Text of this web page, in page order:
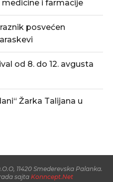
i farmacije
posvećen
od 8. do 12. avgusta
Žarka Talijana u
11420 Smederevska Palanka.
sajta Konncept.Net